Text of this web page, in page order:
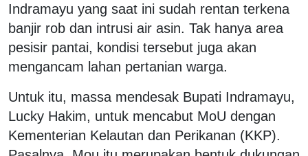
Indramayu yang saat ini sudah rentan terkena
banjir rob dan intrusi air asin. Tak hanya area
pesisir pantai, kondisi tersebut juga akan
mengancam lahan pertanian warga.
Untuk itu, massa mendesak Bupati Indramayu,
Lucky Hakim, untuk mencabut MoU dengan
Kementerian Kelautan dan Perikanan (KKP).